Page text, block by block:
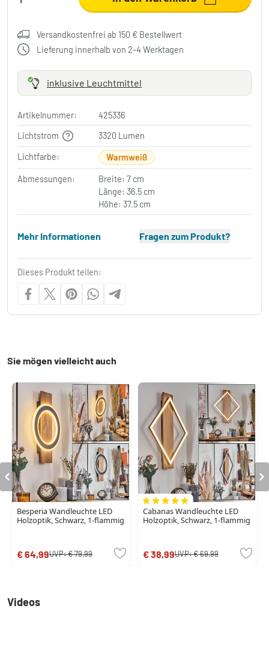
Versandkostenfrei ab 150 € Bestellwert
Lieferung innerhalb von 2-4 Werktagen
inklusive Leuchtmittel
Artikelnummer:
425336
Lichtstrom
3320 Lumen
Lichtfarbe: Warmweiß
Abmessungen:
Breite: 7 cm
Länge: 36.5 cm
Höhe: 37.5 cm
Mehr Informationen Fragen zum Produkt?
Dieses Produkt teilen:
Sie mögen vielleicht auch
Besperia Wandleuchte LED
Holzoptik, Schwarz, 1-flammig
€ 64,99UVP:€ 79,99
Cabanas Wandleuchte LED
Holzoptik, Schwarz, 1-flammig
€ 38,99UVP:€ 69,99
Videos